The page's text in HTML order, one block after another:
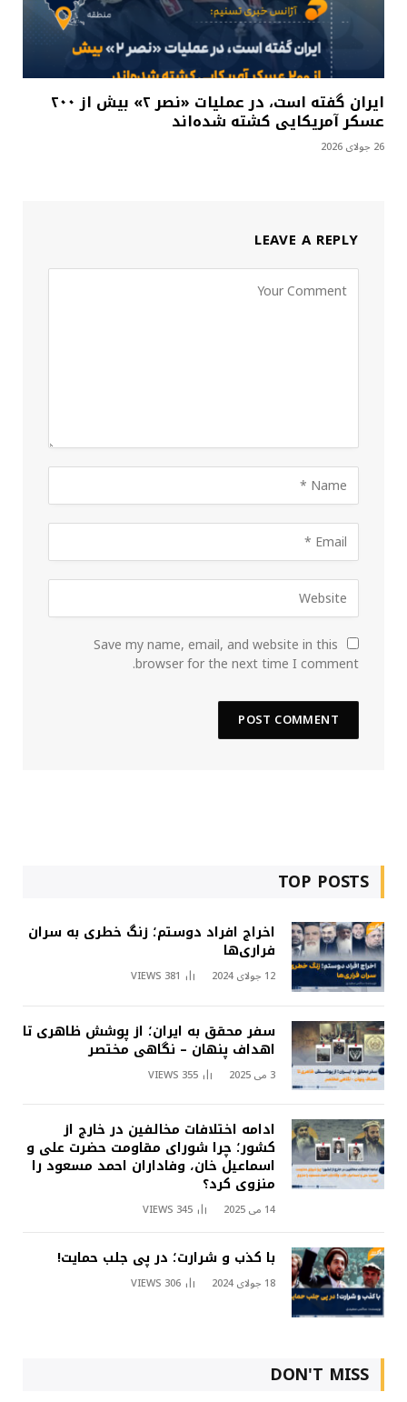
ایران گفته است، در عملیات «نصر ۲» بیش از ۲۰۰
عسکر آمریکایی کشته شده‌اند
26 جولای 2026
LEAVE A REPLY
Save my name, email, and website in this
browser for the next time I comment.
TOP POSTS
اخراج افراد دوستم؛ زنگ خطری به سران
فراری‌ها
12 جولای 2024 381
VIEWS
سفر محقق به ایران؛ از پوشش ظاهری تا
اهداف پنهان – نگاهی مختصر
3 می 2025 355
VIEWS
ادامه اختلافات مخالفین در خارج از
کشور؛ چرا شورای مقاومت حضرت علی و
اسماعیل خان، وفاداران احمد مسعود را
منزوی کرد؟
14 می 2025 345
VIEWS
با کذب و شرارت؛ در پی جلب حمایت!
18 جولای 2024 306
VIEWS
DON'T MISS